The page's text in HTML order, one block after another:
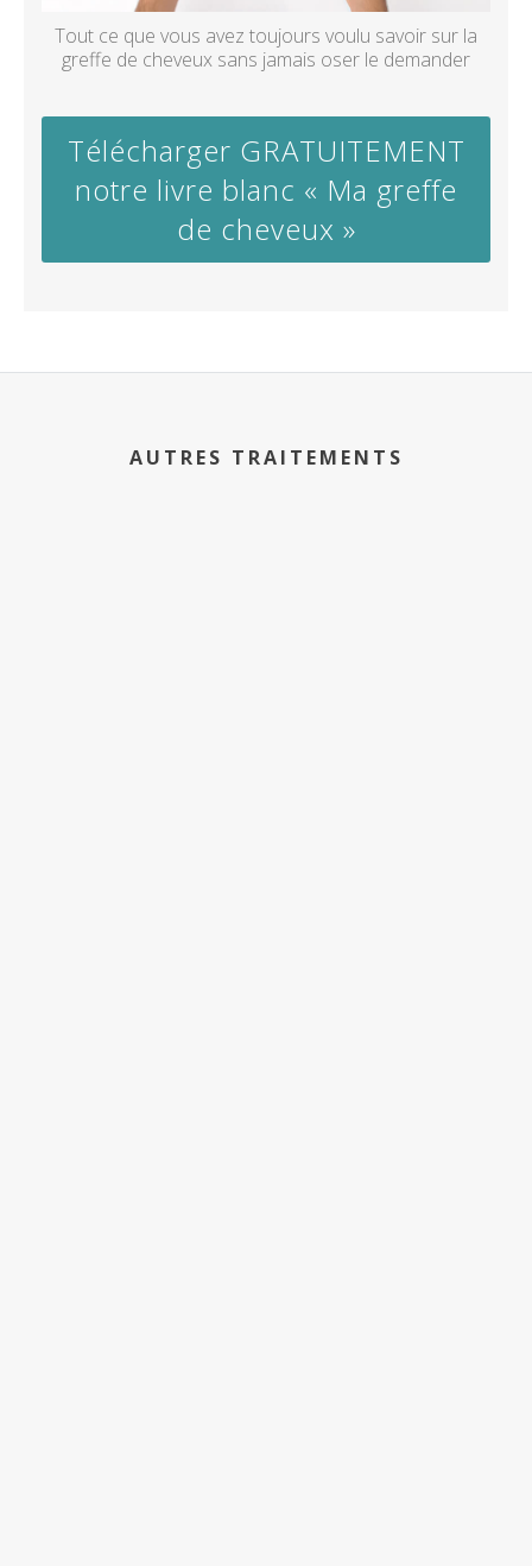
Tout ce que vous avez toujours voulu savoir sur la
greffe de cheveux sans jamais oser le demander
Télécharger GRATUITEMENT
notre livre blanc « Ma greffe
de cheveux »
AUTRES TRAITEMENTS